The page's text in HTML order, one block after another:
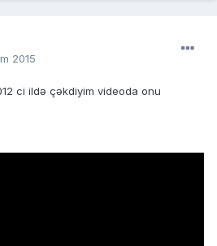
2015
ci ildə çəkdiyim videoda onu